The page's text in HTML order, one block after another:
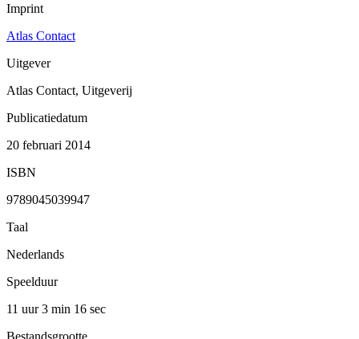
Imprint
Atlas Contact
Uitgever
Atlas Contact, Uitgeverij
Publicatiedatum
20 februari 2014
ISBN
9789045039947
Taal
Nederlands
Speelduur
11 uur 3 min 16 sec
Bestandsgrootte